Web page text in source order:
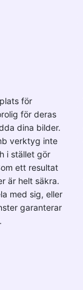
för
för deras
dina bilder.
verktyg inte
i stället gör
ett resultat
är helt säkra.
med sig, eller
garanterar